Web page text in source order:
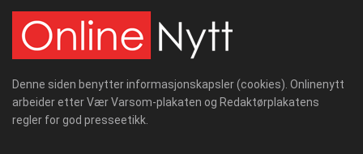
Denne siden benytter informasjonskapsler (cookies). Onlinenytt
arbeider etter Vær Varsom-plakaten og Redaktørplakatens
regler for god presseetikk.